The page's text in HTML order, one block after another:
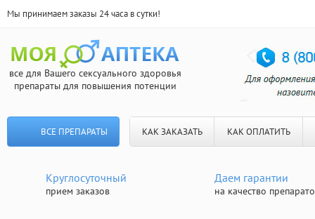
Мы принимаем заказы 24 часа в сутки!
все для Вашего сексуального здоровья
препараты для повышения потенции
ВСЕ ПРЕПАРАТЫ КАК ЗАКАЗАТЬ КАК ОПЛАТИТЬ
Круглосуточный
прием заказов
Даем гарантии
на качество